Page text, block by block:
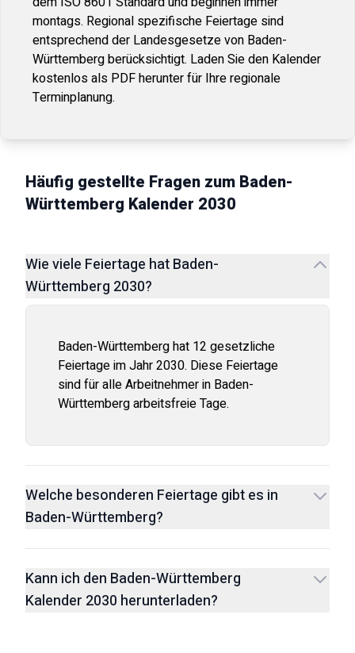
montags. Regional spezifische Feiertage sind
entsprechend der Landesgesetze von Baden-
Württembergberücksichtigt. Laden Sie den Kalender
kostenlos als PDF herunter für Ihre regionale
Terminplanung.
Häufig gestellte Fragen zum Baden-
Württemberg Kalender 2030
Wie viele Feiertage hat Baden-
Württemberg 2030?
Baden-Württemberg hat 12 gesetzliche
Feiertage im Jahr 2030. Diese Feiertage
sind für alle Arbeitnehmer in Baden-
Württemberg arbeitsfreie Tage.
Welche besonderen Feiertage gibt es in
Baden-Württemberg?
Kann ich den Baden-Württemberg
Kalender 2030 herunterladen?